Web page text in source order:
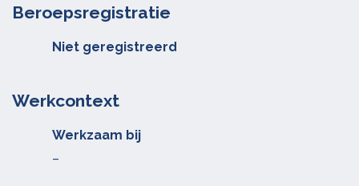
Beroepsregistratie
Niet geregistreerd
Werkcontext
Werkzaam bij
–